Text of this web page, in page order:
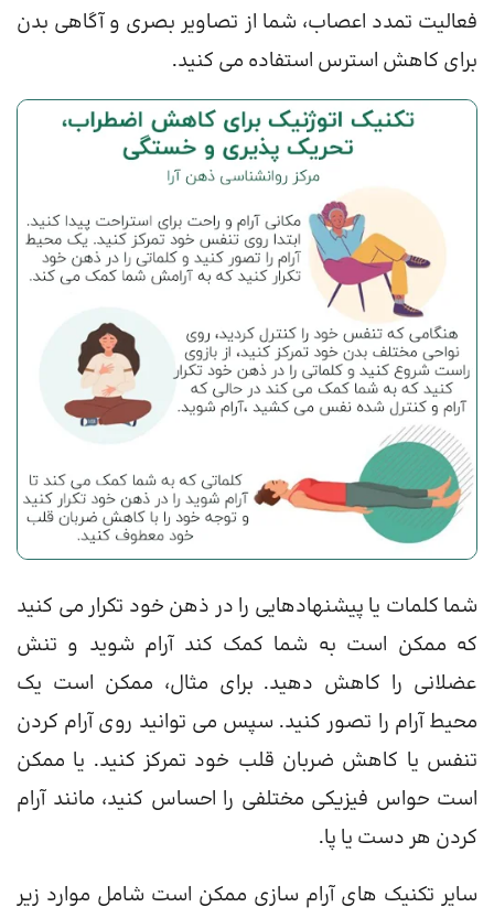
فعالیت تمدد اعصاب، شما از تصاویر بصری و آگاهی بدن
برای کاهش استرس استفاده می کنید.
شما کلمات یا پیشنهادهایی را در ذهن خود تکرار می کنید
که ممکن است به شما کمک کند آرام شوید و تنش
عضلانی را کاهش دهید. برای مثال، ممکن است یک
محیط آرام را تصور کنید. سپس می توانید روی آرام کردن
تنفس یا کاهش ضربان قلب خود تمرکز کنید. یا ممکن
است حواس فیزیکی مختلفی را احساس کنید، مانند آرام
کردن هر دست یا پا.
سایر تکنیک های آرام سازی ممکن است شامل موارد زیر